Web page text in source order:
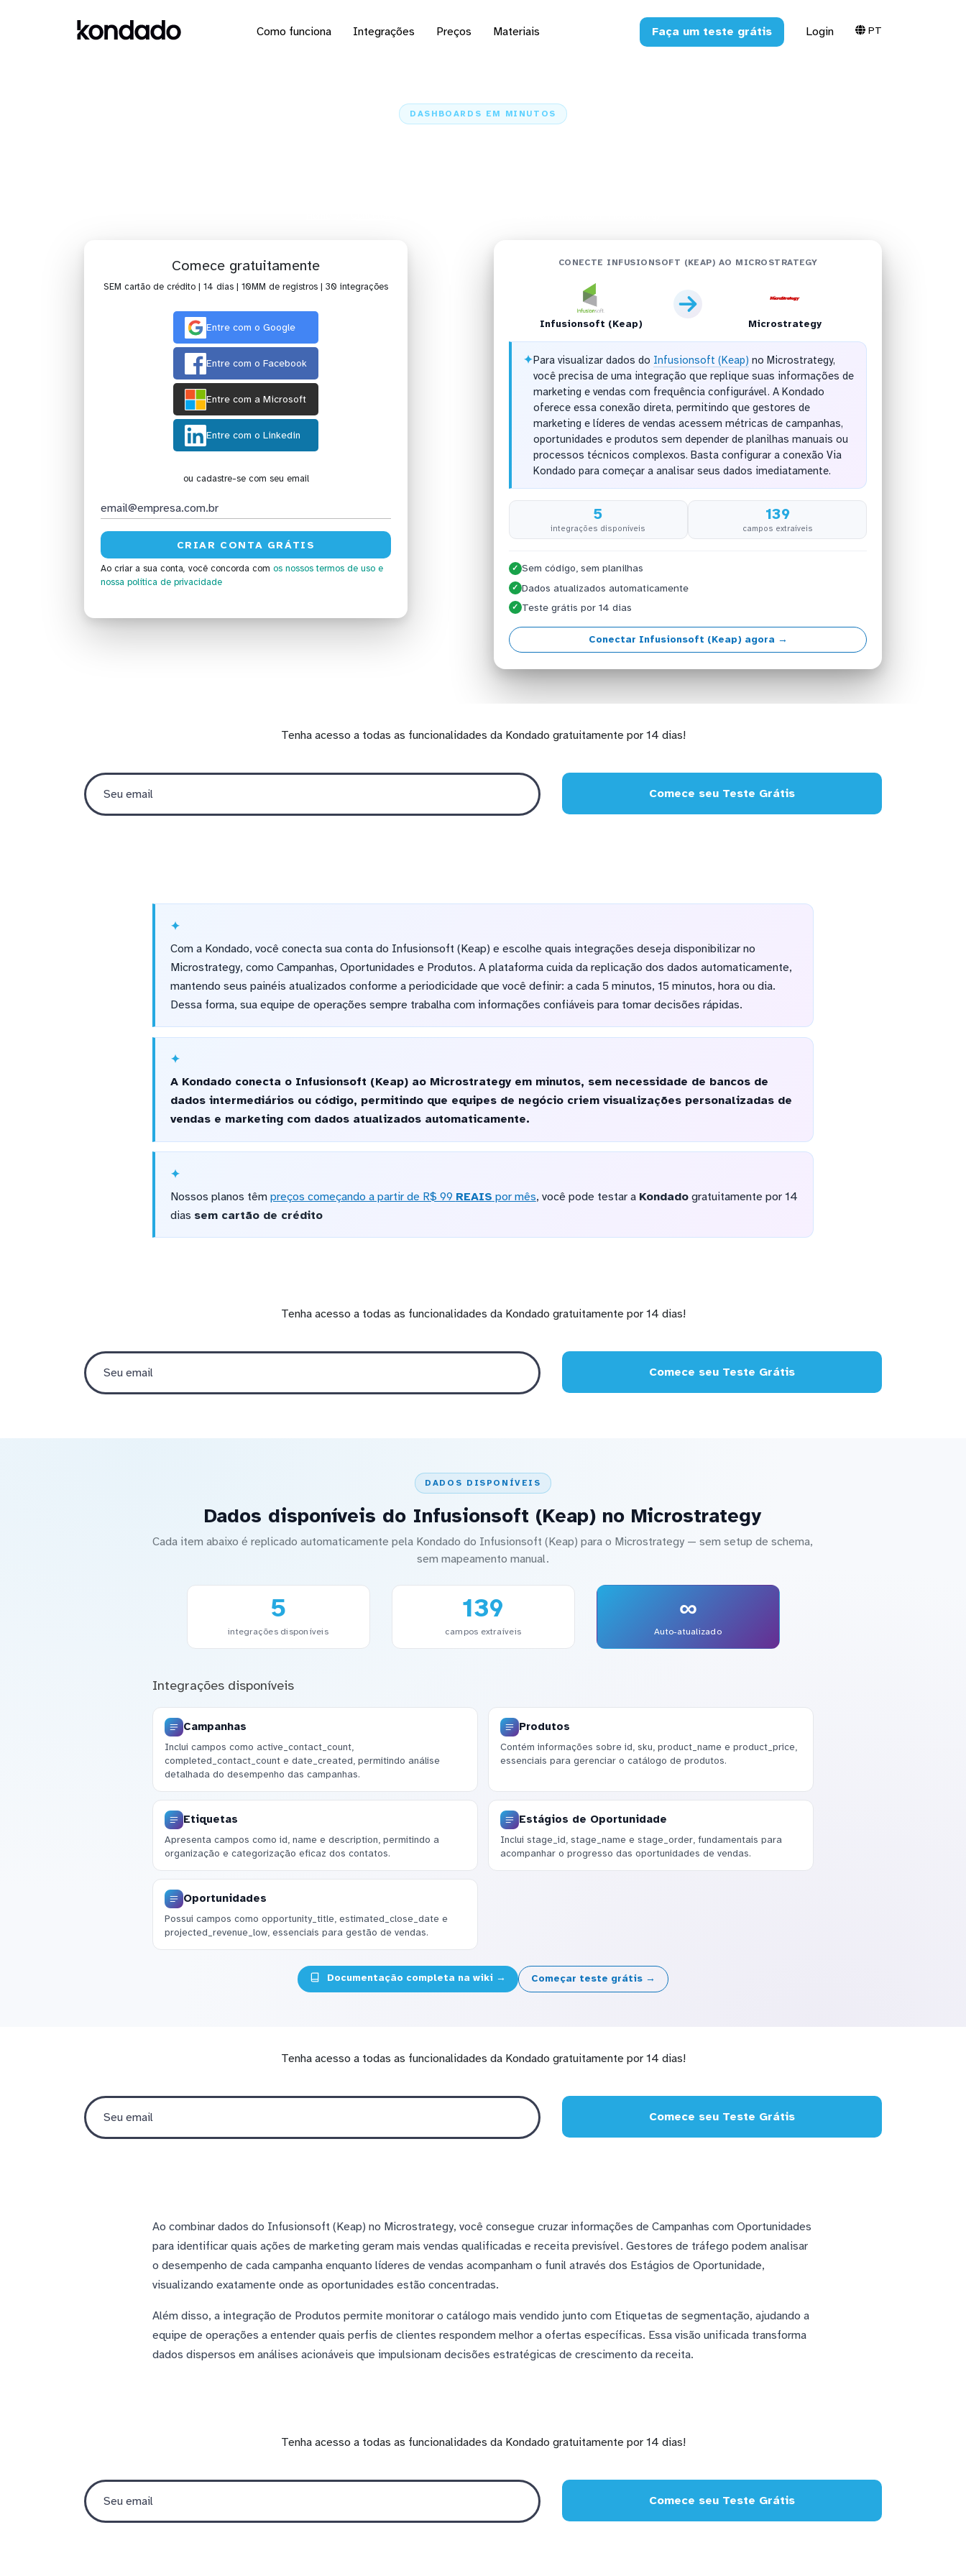
Como funciona Integrações Preços Materiais Faça um teste grátis Login PT
DASHBOARDS EM MINUTOS
Comece gratuitamente
SEM cartão de crédito | 14 dias | 10MM de registros | 30 integrações
Entre com o Google
Entre com o Facebook
Entre com a Microsoft
Entre com o Linkedin
ou cadastre-se com seu email
Ao criar a sua conta, você concorda com os nossos termos de uso e
nossa política de privacidade
CONECTE INFUSIONSOFT (KEAP) AO MICROSTRATEGY
Infusionsoft (Keap) Microstrategy
✦Para visualizar dados do Infusionsoft (Keap) no Microstrategy,
você precisa de uma integração que replique suas informações de
marketing e vendas com frequência configurável. A Kondado
oferece essa conexão direta, permitindo que gestores de
marketing e líderes de vendas acessem métricas de campanhas,
oportunidades e produtos sem depender de planilhas manuais ou
processos técnicos complexos. Basta configurar a conexão Via
Kondado para começar a analisar seus dados imediatamente.
5
integrações disponíveis
139
campos extraíveis
✓ Sem código, sem planilhas
✓ Dados atualizados automaticamente
✓ Teste grátis por 14 dias
Conectar Infusionsoft (Keap) agora →
Tenha acesso a todas as funcionalidades da Kondado gratuitamente por 14 dias!
Comece seu Teste Grátis
Com a Kondado, você conecta sua conta do Infusionsoft (Keap) e escolhe quais integrações deseja disponibilizar no
Microstrategy, como Campanhas, Oportunidades e Produtos. A plataforma cuida da replicação dos dados automaticamente,
mantendo seus painéis atualizados conforme a periodicidade que você definir: a cada 5 minutos, 15 minutos, hora ou dia.
Dessa forma, sua equipe de operações sempre trabalha com informações confiáveis para tomar decisões rápidas.
A Kondado conecta o Infusionsoft (Keap) ao Microstrategy em minutos, sem necessidade de bancos de
dados intermediários ou código, permitindo que equipes de negócio criem visualizações personalizadas de
vendas e marketing com dados atualizados automaticamente.
Nossos planos têm preços começando a partir de R$ 99 REAIS por mês, você pode testar a Kondadogratuitamente por 14
dias sem cartão de crédito
Tenha acesso a todas as funcionalidades da Kondado gratuitamente por 14 dias!
Comece seu Teste Grátis
DADOS DISPONÍVEIS
Dados disponíveis do Infusionsoft (Keap) no Microstrategy
Cada item abaixo é replicado automaticamente pela Kondado do Infusionsoft (Keap) para o Microstrategy — sem setup de schema,
sem mapeamento manual.
5
integrações disponíveis
139
campos extraíveis
∞
Auto-atualizado
Integrações disponíveis
Campanhas
Inclui campos como active_contact_count,
completed_contact_count e date_created, permitindo análise
detalhada do desempenho das campanhas.
Produtos
Contém informações sobre id, sku, product_name e product_price,
essenciais para gerenciar o catálogo de produtos.
Etiquetas
Apresenta campos como id, name e description, permitindo a
organização e categorização eficaz dos contatos.
Estágios de Oportunidade
Inclui stage_id, stage_name e stage_order, fundamentais para
acompanhar o progresso das oportunidades de vendas.
Oportunidades
Possui campos como opportunity_title, estimated_close_date e
projected_revenue_low, essenciais para gestão de vendas.
Documentação completa na wiki → Começar teste grátis →
Tenha acesso a todas as funcionalidades da Kondado gratuitamente por 14 dias!
Comece seu Teste Grátis
Ao combinar dados do Infusionsoft (Keap) no Microstrategy, você consegue cruzar informações de Campanhas com Oportunidades
para identificar quais ações de marketing geram mais vendas qualificadas e receita previsível. Gestores de tráfego podem analisar
o desempenho de cada campanha enquanto líderes de vendas acompanham o funil através dos Estágios de Oportunidade,
visualizando exatamente onde as oportunidades estão concentradas.
Além disso, a integração de Produtos permite monitorar o catálogo mais vendido junto com Etiquetas de segmentação, ajudando a
equipe de operações a entender quais perfis de clientes respondem melhor a ofertas específicas. Essa visão unificada transforma
dados dispersos em análises acionáveis que impulsionam decisões estratégicas de crescimento da receita.
Tenha acesso a todas as funcionalidades da Kondado gratuitamente por 14 dias!
Comece seu Teste Grátis